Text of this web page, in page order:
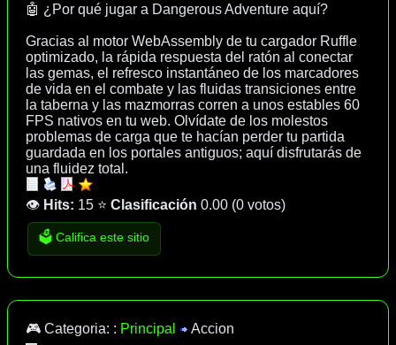
🤖 ¿Por qué jugar a Dangerous Adventure aquí?
Gracias al motor WebAssembly de tu cargador Ruffle
optimizado, la rápida respuesta del ratón al conectar
las gemas, el refresco instantáneo de los marcadores
de vida en el combate y las fluidas transiciones entre
la taberna y las mazmorras corren a unos estables 60
FPS nativos en tu web. Olvídate de los molestos
problemas de carga que te hacían perder tu partida
guardada en los portales antiguos; aquí disfrutarás de
una fluidez total.
👁️ Hits: 15 ⭐ Clasificación 0.00 (0 votos)
🗳️ Califica este sitio
🎮 Categoria: : Principal Accion